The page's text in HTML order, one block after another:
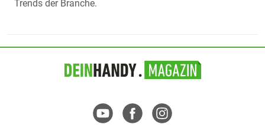
Trends der Branche.